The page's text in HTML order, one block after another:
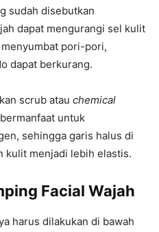
sudah disebutkan
dapat mengurangi sel kulit
pori-pori,
dapat berkurang.
scrub atau chemical
untuk
sehingga garis halus di
kulit menjadi lebih elastis.
Facial Wajah
harus dilakukan di bawah